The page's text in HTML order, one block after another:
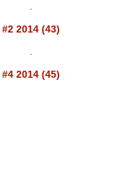
#2 2014 (43)
#4 2014 (45)